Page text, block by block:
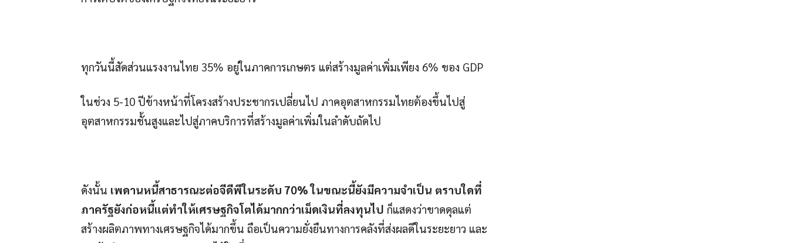
ทุกวันนี้สัดส่วนแรงงานไทย 35% อยู่ในภาคการเกษตร แต่สร้างมูลค่าเพิ่มเพียง 6% ของ GDP
ในช่วง 5-10 ปีข้างหน้าที่โครงสร้างประชากรเปลี่ยนไป ภาคอุตสาหกรรมไทยต้องขึ้นไปสู่
อุตสาหกรรมชั้นสูงและไปสู่ภาคบริการที่สร้างมูลค่าเพิ่มในลำดับถัดไป
ดังนั้น เพดานหนี้สาธารณะต่อจีดีพีในระดับ 70% ในขณะนี้ยังมีความจำเป็น ตราบใดที่
ภาครัฐยังก่อหนี้แต่ทำให้เศรษฐกิจโตได้มากกว่าเม็ดเงินที่ลงทุนไป ก็แสดงว่าขาดดุลแต่
สร้างผลิตภาพทางเศรษฐกิจได้มากขึ้น ถือเป็นความยั่งยืนทางการคลังที่ส่งผลดีในระยะยาว และ